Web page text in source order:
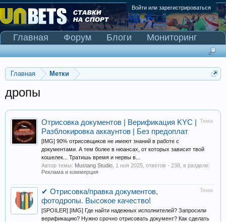
Войти или зарегистрироваться
Главная Метки
дропы
Тема
Отрисовка документов | Верификация KYC |
Разблокировка аккаунтов | Без предоплат
[IMG] 90% отрисовщиков не имеют знаний в работе с
документами. А тем более в нюансах, от которых зависит твой
кошелек... Тратишь время и нервы в...
Автор темы: Mustang Studio 1 ноя 2025 , ответов - 238, в разделе:
Реклама и коммерция
Тема
✔ Отрисовка/правка документов,
фотодропы. Высокое качество!
[SPOILER] [IMG] Где найти надежных исполнителей? Запросили
верификацию? Нужно срочно отрисовать документ? Как сделать
Главная Форум Блоги
Мониторинг
Сканер Pinnacle